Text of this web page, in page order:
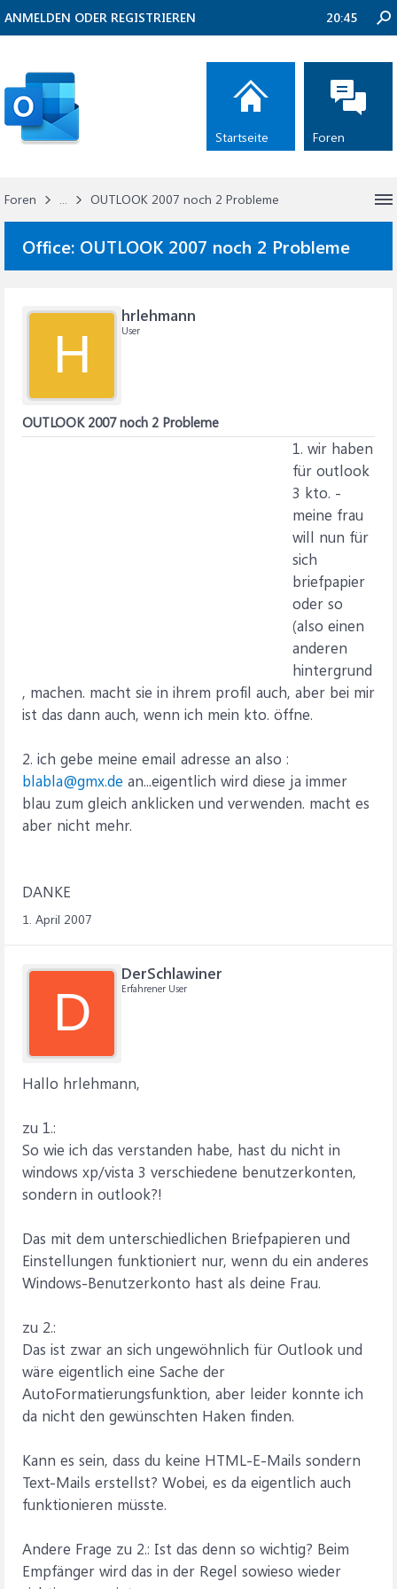
Foren ... OUTLOOK 2007 noch 2 Probleme
Office: OUTLOOK 2007 noch 2 Probleme
H
hrlehmann
User
OUTLOOK 2007 noch 2 Probleme
1. wir haben
für outlook
3 kto. -
meine frau
will nun für
sich
briefpapier
oder so
(also einen
anderen
hintergrund
, machen. macht sie in ihrem profil auch, aber bei mir
ist das dann auch, wenn ich mein kto. öffne.
2. ich gebe meine email adresse an also :
blabla@gmx.de an...eigentlich wird diese ja immer
blau zum gleich anklicken und verwenden. macht es
aber nicht mehr.
DANKE
1. April 2007
D
DerSchlawiner
Erfahrener User
Hallo hrlehmann,
zu 1.:
So wie ich das verstanden habe, hast du nicht in
windows xp/vista 3 verschiedene benutzerkonten,
sondern in outlook?!
Das mit dem unterschiedlichen Briefpapieren und
Einstellungen funktioniert nur, wenn du ein anderes
Windows-Benutzerkonto hast als deine Frau.
zu 2.:
Das ist zwar an sich ungewöhnlich für Outlook und
wäre eigentlich eine Sache der
AutoFormatierungsfunktion, aber leider konnte ich
da nicht den gewünschten Haken finden.
Kann es sein, dass du keine HTML-E-Mails sondern
Text-Mails erstellst? Wobei, es da eigentlich auch
funktionieren müsste.
Andere Frage zu 2.: Ist das denn so wichtig? Beim
Empfänger wird das in der Regel sowieso wieder
ANMELDEN ODER REGISTRIEREN 20:45
Startseite Foren